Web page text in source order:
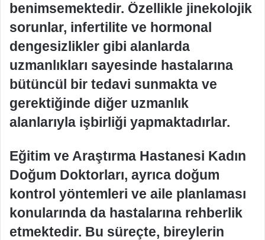
benimsemektedir. Özellikle jinekolojik
sorunlar, infertilite ve hormonal
dengesizlikler gibi alanlarda
uzmanlıkları sayesinde hastalarına
bütüncül bir tedavi sunmakta ve
gerektiğinde diğer uzmanlık
alanlarıyla işbirliği yapmaktadırlar.
Eğitim ve Araştırma Hastanesi Kadın
Doğum Doktorları, ayrıca doğum
kontrol yöntemleri ve aile planlaması
konularında da hastalarına rehberlik
etmektedir. Bu süreçte, bireylerin